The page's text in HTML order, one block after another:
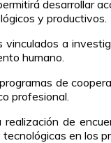
desarrollar
y productivos.
a
humano.
de
profesional.
de
en los